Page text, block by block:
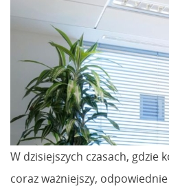
W dzisiejszych czasach, gdzie
coraz ważniejszy,